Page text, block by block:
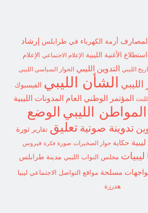
أزمة الكهرباء في طرابلس إرشاد
استطلاع الأغنية الليبية الإعلام الاجتماعي
الإعلام
الليبي التدوين الليبي الحوار السياسي الليبي
الليبي الشأن الليبي الفيسبوك
للنت المؤتمر الوطني العام المدونات الليبية
المواطن الليبي الوضع
تدوينة صوتية تعليق تقارير
ثورة
حكاية حوار الصخيرات صورة فكرة فيروس
ليبيات مجلس النواب الليبي مدينة طرابلس
مسلحة مواقع التواصل الاجتماعي ليبيا
هدرزة